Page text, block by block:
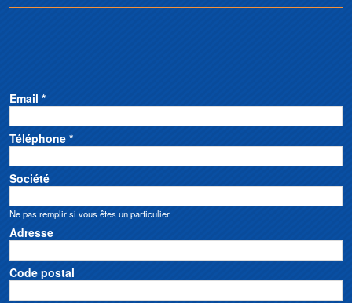
Email *
Téléphone *
Société
Ne pas remplir si vous êtes un particulier
Adresse
Code postal